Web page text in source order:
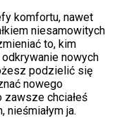
komfortu, nawet
niesamowitych
to, kim
nowych
podzielić się
nowego
chciałeś
nieśmiałym ja.